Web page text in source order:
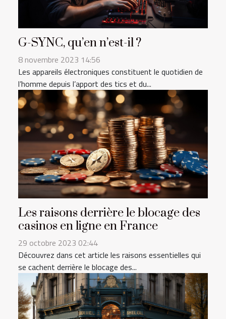
G-SYNC, qu’en n’est-il ?
8 novembre 2023 14:56
Les appareils électroniques constituent le quotidien de
l’homme depuis l’apport des tics et du...
Les raisons derrière le blocage des
casinos en ligne en France
29 octobre 2023 02:44
Découvrez dans cet article les raisons essentielles qui
se cachent derrière le blocage des...